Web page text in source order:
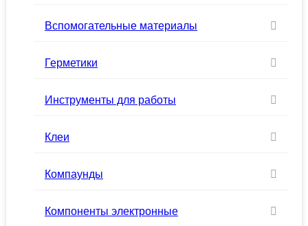
Вспомогательные материалы
Герметики
Инструменты для работы
Клеи
Компаунды
Компоненты электронные